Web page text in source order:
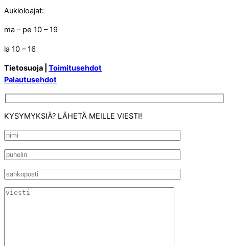
Aukioloajat:
ma – pe 10 – 19
la 10 – 16
Tietosuoja | Toimitusehdot
Palautusehdot
KYSYMYKSIÄ? LÄHETÄ MEILLE VIESTI!